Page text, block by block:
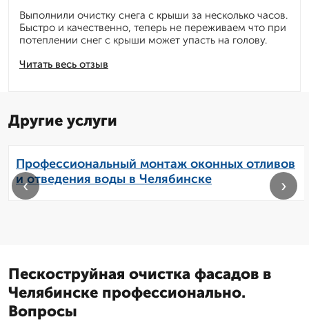
Читать весь отзыв
Выполнили очистку снега с крыши за несколько часов.
Быстро и качественно, теперь не переживаем что при
потеплении снег с крыши может упасть на голову.
Другие услуги
Профессиональный монтаж оконных отливов
и отведения воды в Челябинске
‹ ›
Пескоструйная очистка фасадов в
Челябинске профессионально.
Вопросы